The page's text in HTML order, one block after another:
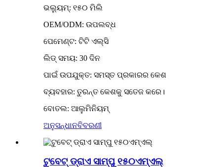
ଭଲ୍ୟୁମ୍: ୧୫୦ ମିଲି
OEM/ODM: ଉପଲବ୍ଧ
ପେମେଣ୍ଟ: ଟିଟି ଏଲ୍ସି
ଲିଡ୍ ସମୟ: 30 ଦିନ
ପାଇଁ ଉପଯୁକ୍ତ: ସମସ୍ତ ପ୍ରକାରର କେଶ
ବ୍ୟବହାର: ତୁରନ୍ତ କେଶକୁ ସତେଜ କରେ।
ବୋତଲ: ଆଲୁମିନିୟମ୍
ଅନୁସନ୍ଧାନବିବରଣୀ
ଟୁବେଟ୍ ଡ୍ରାଏ ସାମ୍ପୁ ୧୫୦ଏମ୍ଏଲ୍